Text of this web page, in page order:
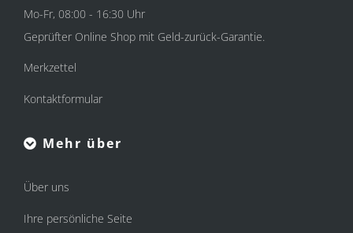
Mo-Fr, 08:00 - 16:30 Uhr
Geprüfter Online Shop mit Geld-zurück-Garantie.
Merkzettel
Kontaktformular
Mehr über
Über uns
Ihre persönliche Seite